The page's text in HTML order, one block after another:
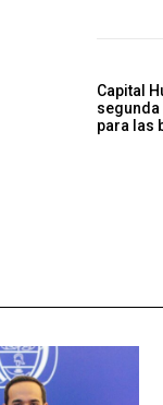
Capital
para las